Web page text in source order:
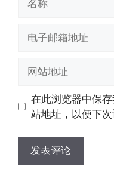
址
址
在此浏览器中保
站地址，以便下次